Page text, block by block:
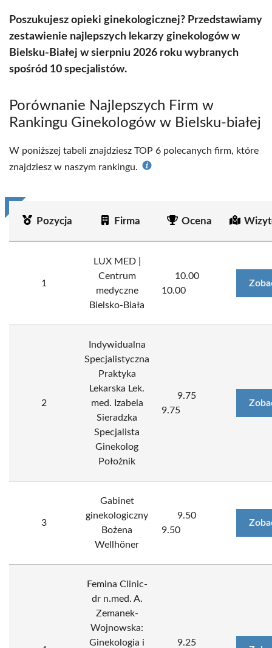
Poszukujesz opieki ginekologicznej? Przedstawiamy
zestawienie najlepszych lekarzy ginekologów w
Bielsku-Białej w sierpniu 2026 roku wybranych
spośród 10 specjalistów.
Porównanie Najlepszych Firm w
Rankingu Ginekologów w Bielsku-białej
W poniższej tabeli znajdziesz TOP 6 polecanych firm, które
znajdziesz w naszym rankingu.
Pozycja Firma Ocena
1
LUX MED |
Centrum
medyczne
Bielsko-Biała
10.00
10.00
2
Indywidualna
Specjalistyczna
Praktyka
Lekarska Lek.
med. Izabela
Sieradzka
Specjalista
Ginekolog
Położnik
9.75
9.75
3
Gabinet
ginekologiczny
Bożena
Wellhöner
9.50
9.50
Femina Clinic-
dr n.med. A.
Zemanek-
Wojnowska:
Ginekologia i
9.25